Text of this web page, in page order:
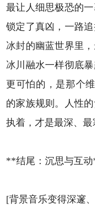
最让人细思极恐的
锁定了真凶，一路
冰封的幽蓝世界里
冰川融水一样彻底
更可怕的，是那个
的家族规则。人性
执着，才是最深、最
**结尾：沉思与互
[背景音乐变得深邃